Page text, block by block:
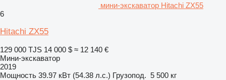
мини-экскаватор Hitachi ZX55
6
Hitachi ZX55
129 000 TJS 14 000 $ ≈ 12 140 €
Мини-экскаватор
2019
Мощность 39.97 кВт (54.38 л.с.) Грузопод. 5 500 кг